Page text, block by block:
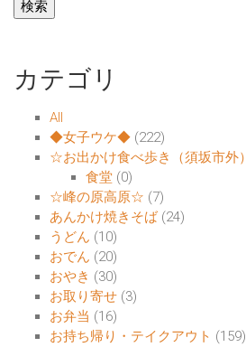
カテゴリ
All
◆女子ウケ◆ (222)
☆お出かけ食べ歩き（須坂市外）
食堂 (0)
☆峰の原高原☆ (7)
あんかけ焼きそば (24)
うどん (10)
おでん (20)
おやき (30)
お取り寄せ (3)
お弁当 (16)
お持ち帰り・テイクアウト (159)